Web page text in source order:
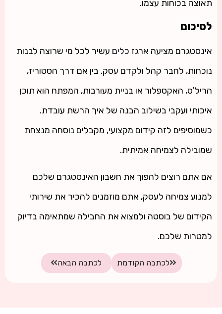
תאוצה בכוחות עצמו.
לסיכום
אינסטגרם מציעה ארגז כלים עשיר לכל מי שרוצה לבנות
נוכחות, לחבר קהל ולקדם עסק. בין אם דרך הסטוריז,
הריל'ס, האקספלור או בניית מעורבות, המפתח הוא תוכן
איכותי ועקבי בשילוב הבנה של איך הרשת עובדת.
כשמוסיפים לזה קידום מקצועי, מקבלים נוסחה מנצחת
שמובילה לצמיחה אמיתית.
אם אתם רוצים להפוך את חשבון האינסטגרם שלכם
למנוע צמיחה לעסק, אתם מוזמנים להכיר את שירותי
הקידום של בוסטה ולמצוא את החבילה שמתאימה בדיוק
למטרות שלכם.
לכתבה הקודמת לכתבה הבאה